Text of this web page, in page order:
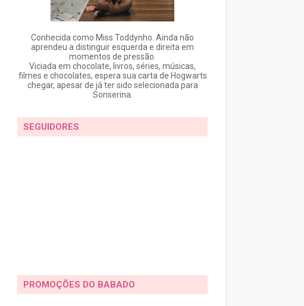
Conhecida como Miss Toddynho. Ainda não
aprendeu a distinguir esquerda e direita em
momentos de pressão.
Viciada em chocolate, livros, séries, músicas,
filmes e chocolates, espera sua carta de Hogwarts
chegar, apesar de já ter sido selecionada para
Sonserina.
SEGUIDORES
PROMOÇÕES DO BABADO